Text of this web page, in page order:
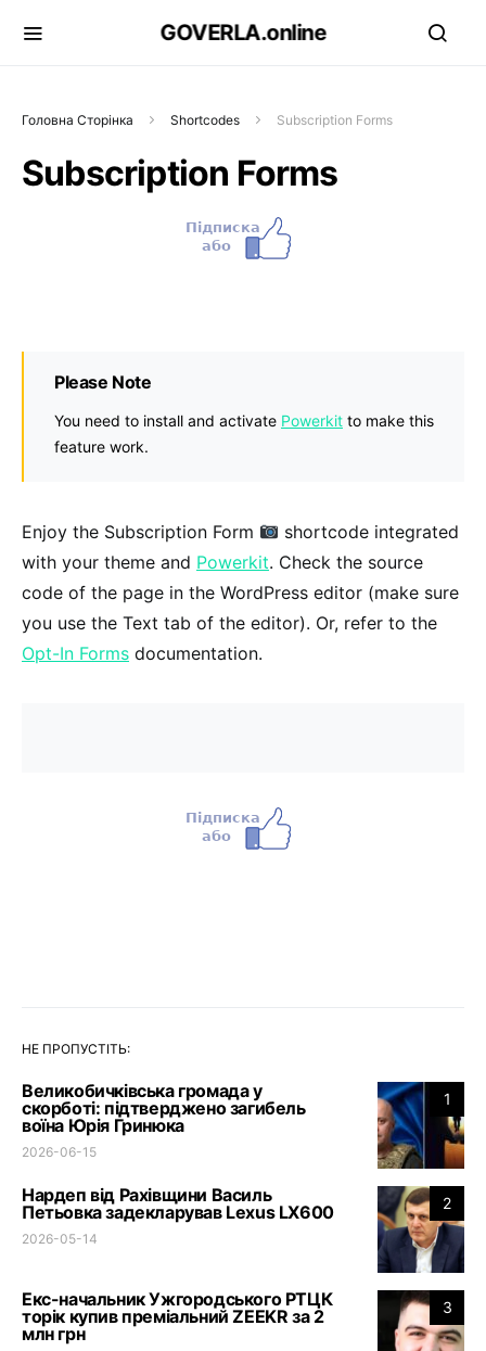
GOVERLA.online
Головна Сторінка Shortcodes Subscription Forms
Subscription Forms
Please Note
You need to install and activate Powerkit to make this
feature work.
Enjoy the Subscription Form
shortcode integrated
with your theme and Powerkit. Check the source
code of the page in the WordPress editor (make sure
you use the Text tab of the editor). Or, refer to the
Opt-In Forms documentation.
НЕ ПРОПУСТІТЬ:
1
Великобичківська громада у
скорботі: підтверджено загибель
воїна Юрія Гринюка
2026-06-15
2
Нардеп від Рахівщини Василь
Петьовка задекларував Lexus LX600
2026-05-14
3
Екс-начальник Ужгородського РТЦК
торік купив преміальний ZEEKR за 2
млн грн